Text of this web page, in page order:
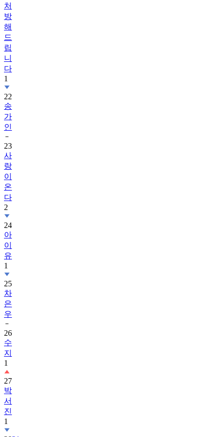
처
방
해
드
립
니
다
1
22
송
가
인
23
사
랑
이
온
다
2
24
아
이
유
1
25
차
은
우
26
수
지
1
27
박
서
진
1